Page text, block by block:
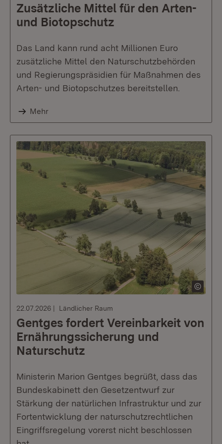
Zusätzliche Mittel für den Arten-
und Biotopschutz
Das Land kann rund acht Millionen Euro
zusätzliche Mittel den Naturschutzbehörden
und Regierungspräsidien für Maßnahmen des
Arten- und Biotopschutzes bereitstellen.
Mehr
22.07.2026 Ländlicher Raum
Gentges fordert Vereinbarkeit von
Ernährungssicherung und
Naturschutz
Ministerin Marion Gentges begrüßt, dass das
Bundeskabinett den Gesetzentwurf zur
Stärkung der natürlichen Infrastruktur und zur
Fortentwicklung der naturschutzrechtlichen
Eingriffsregelung vorerst nicht beschlossen